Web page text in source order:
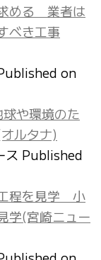
める 業者は
べき工事
on
や環境のた
ルタナ)
ス Published
程を見学 小
学(宮崎ニュー